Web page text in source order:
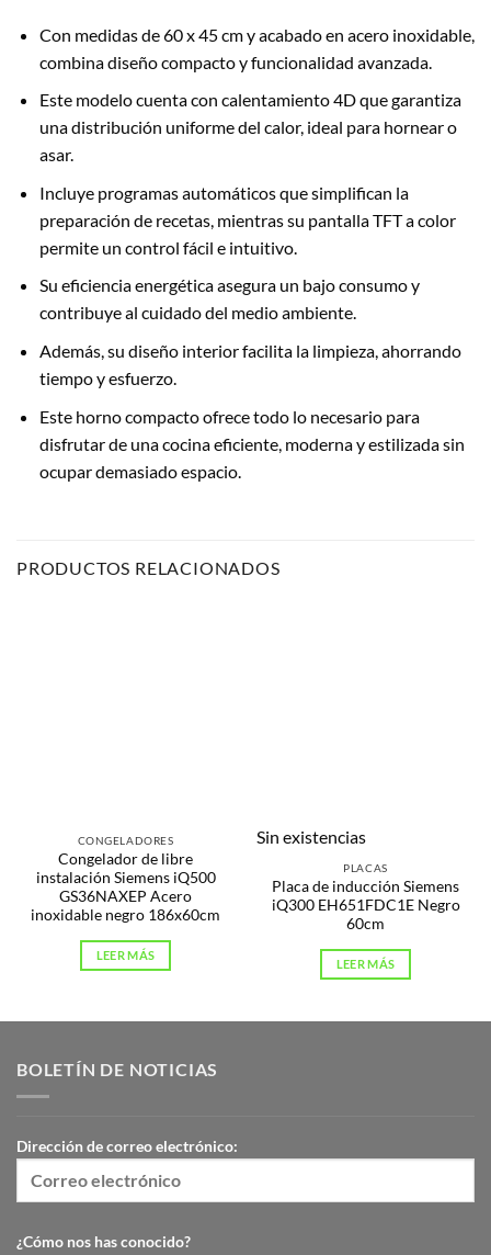
Con medidas de 60 x 45 cm y acabado en acero inoxidable,
combina diseño compacto y funcionalidad avanzada.
Este modelo cuenta con calentamiento 4D que garantiza
una distribución uniforme del calor, ideal para hornear o
asar.
Incluye programas automáticos que simplifican la
preparación de recetas, mientras su pantalla TFT a color
permite un control fácil e intuitivo.
Su eficiencia energética asegura un bajo consumo y
contribuye al cuidado del medio ambiente.
Además, su diseño interior facilita la limpieza, ahorrando
tiempo y esfuerzo.
Este horno compacto ofrece todo lo necesario para
disfrutar de una cocina eficiente, moderna y estilizada sin
ocupar demasiado espacio.
PRODUCTOS RELACIONADOS
CONGELADORES
Congelador de libre
instalación Siemens iQ500
GS36NAXEP Acero
inoxidable negro 186x60cm
LEER MÁS
Sin existencias
PLACAS
Placa de inducción Siemens
iQ300 EH651FDC1E Negro
60cm
LEER MÁS
BOLETÍN DE NOTICIAS
Dirección de correo electrónico:
¿Cómo nos has conocido?